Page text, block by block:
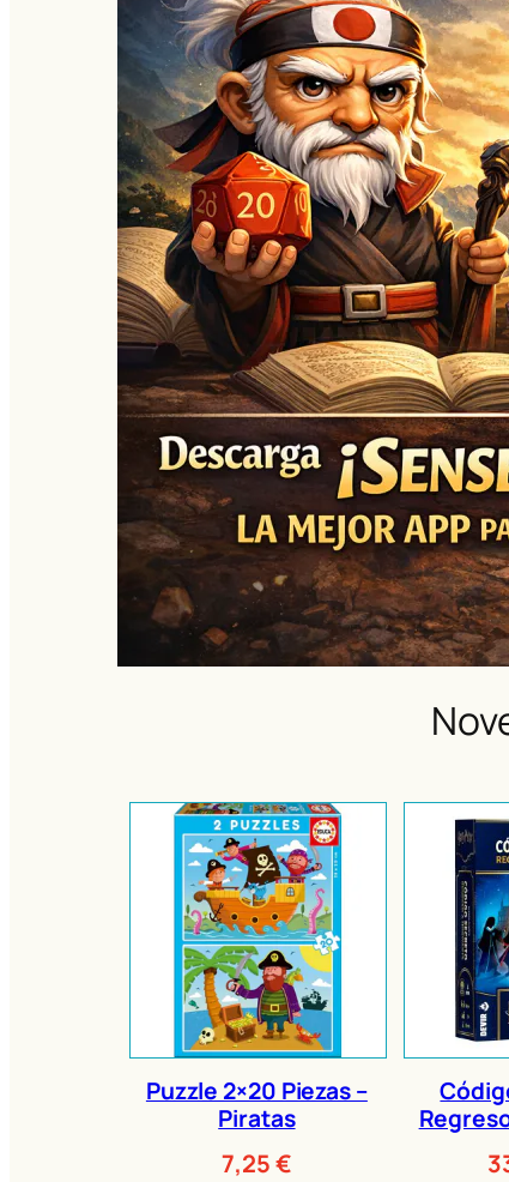
Puzzle 2×20 Piezas –
Piratas
7,25€